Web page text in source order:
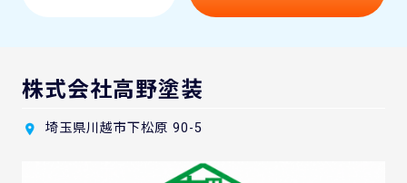
株式会社高野塗装
埼玉県川越市下松原 90-5